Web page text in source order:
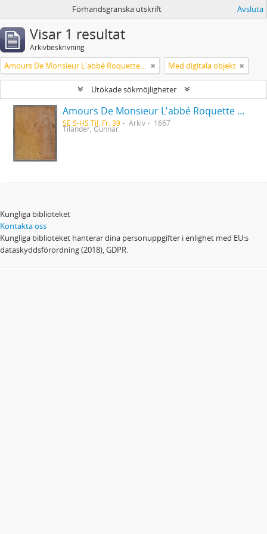
Förhandsgranska utskrift Avsluta
Visar 1 resultat
Arkivbeskrivning
Amours De Monsieur L'abbé Roquette avec Mademoiselle de Montauzier par Monsieur L'abbé Le Camus 1667 Med digitala objekt
Utökade sökmöjligheter
Amours De Monsieur L'abbé Roquette avec Mademoiselle de Montauzier par Monsieur L'abbé Le Camus 1667
SE S-HS Til. Fr. 39 Arkiv 1667
Tilander, Gunnar
Kungliga biblioteket
Kontakta oss
Kungliga biblioteket hanterar dina personuppgifter i enlighet med EU:s
dataskyddsförordning (2018), GDPR.